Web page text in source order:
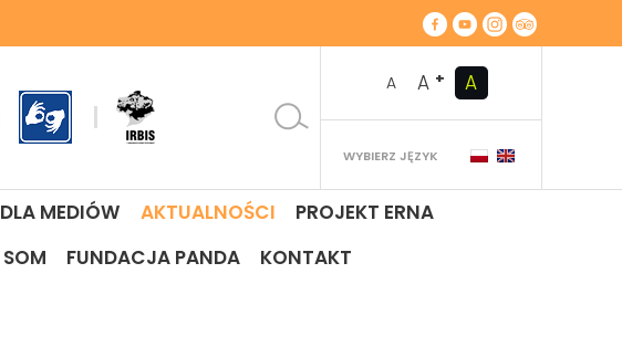
A A + A
WYBIERZ JĘZYK
DLA MEDIÓW AKTUALNOŚCI
PROJEKT ERNA
SOM FUNDACJA PANDA KONTAKT